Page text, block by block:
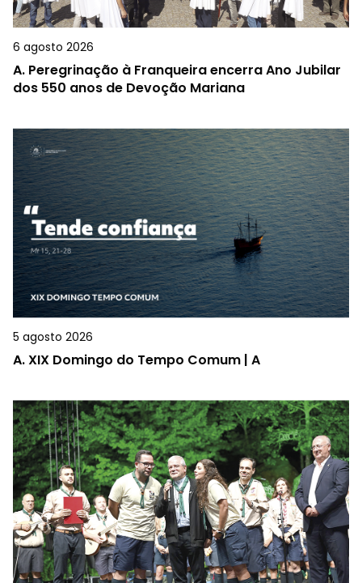
6 agosto 2026
A. Peregrinação à Franqueira encerra Ano Jubilar
dos 550 anos de Devoção Mariana
5 agosto 2026
A.XIX Domingo do Tempo Comum | A